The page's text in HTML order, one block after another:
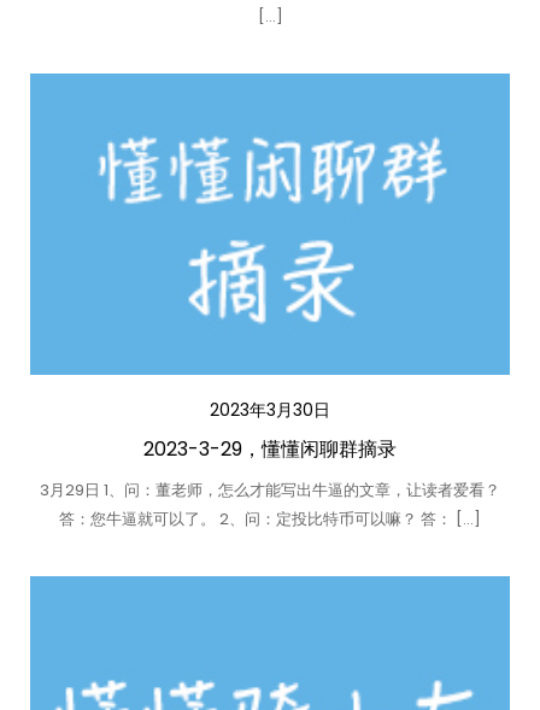
[…]
2023年3月30日
2023-3-29，懂懂闲聊群摘录
3月29日 1、问：董老师，怎么才能写出牛逼的文章，让读者爱看？
答：您牛逼就可以了。 2、问：定投比特币可以嘛？ 答： […]